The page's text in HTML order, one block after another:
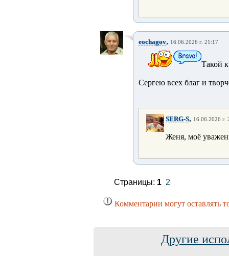
eochagov, 16.06.2026 г. 21:17
Такой
Сергею всех благ и
SERG-S, 16.06.2026 г.
Женя, моё
Страницы: 1 2
Комментарии могут оставлять
Другие